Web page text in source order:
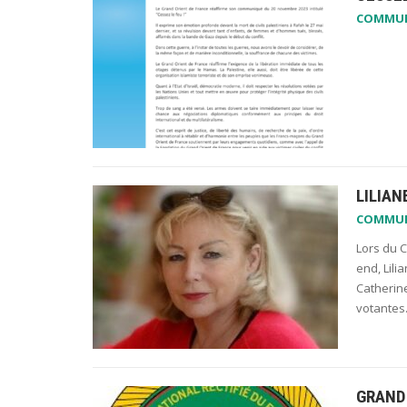
Lors du
end,